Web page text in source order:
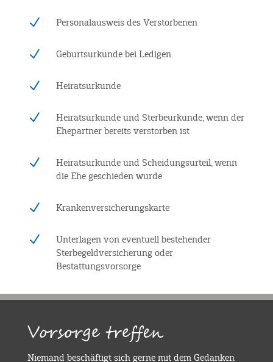
N Personalausweis des Verstorbenen
N Geburtsurkunde bei Ledigen
N Heiratsurkunde
N
Heiratsurkunde und Sterbeurkunde, wenn der
Ehepartner bereits verstorben ist
N
Heiratsurkunde und Scheidungsurteil, wenn
die Ehe geschieden wurde
N Krankenversicherungskarte
N
Unterlagen von eventuell bestehender
Sterbegeldversicherung oder
Bestattungsvorsorge
Vorsorge treffen
Niemand beschäftigt sich gerne mit dem Gedanken